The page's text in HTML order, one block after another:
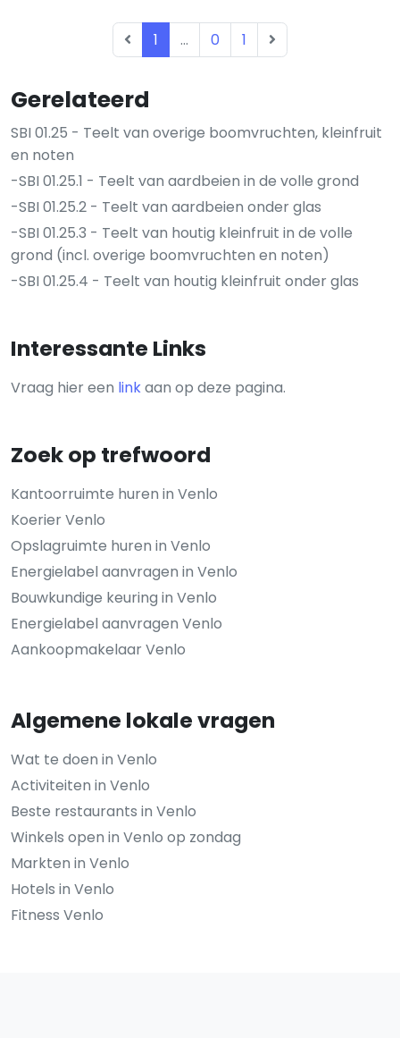
Gerelateerd
SBI 01.25 - Teelt van overige boomvruchten, kleinfruit
en noten
-SBI 01.25.1 - Teelt van aardbeien in de volle grond
-SBI 01.25.2 - Teelt van aardbeien onder glas
-SBI 01.25.3 - Teelt van houtig kleinfruit in de volle
grond (incl. overige boomvruchten en noten)
-SBI 01.25.4 - Teelt van houtig kleinfruit onder glas
Interessante Links
Vraag hier een linkaan op deze pagina.
Zoek op trefwoord
Kantoorruimte huren in Venlo
Koerier Venlo
Opslagruimte huren in Venlo
Energielabel aanvragen in Venlo
Bouwkundige keuring in Venlo
Energielabel aanvragen Venlo
Aankoopmakelaar Venlo
Algemene lokale vragen
Wat te doen in Venlo
Activiteiten in Venlo
Beste restaurants in Venlo
Winkels open in Venlo op zondag
Markten in Venlo
Hotels in Venlo
Fitness Venlo
1 ... 0 1